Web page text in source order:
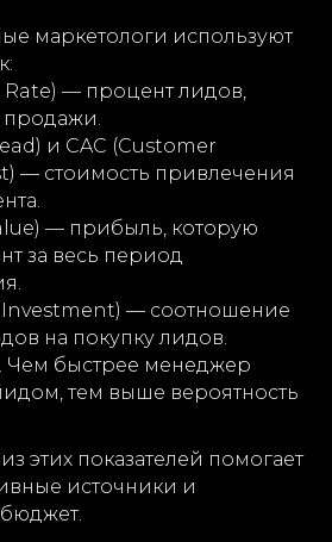
маркетологи используют
Rate) — процент лидов,
и CAC (Customer
— стоимость привлечения
— прибыль, которую
за весь период
Investment) — соотношение
на покупку лидов.
Чем быстрее менеджер
тем выше вероятность
этих показателей помогает
источники и